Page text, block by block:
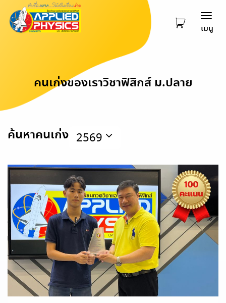
เมนู
คนเก่งของเราวิชาฟิสิกส์ ม.ปลาย
ค้นหาคนเก่ง 2569